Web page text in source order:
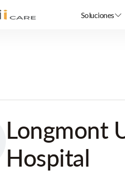
Soluciones
Longmont
Hospital